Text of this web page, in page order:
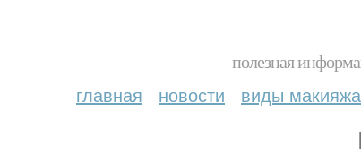
полезная
главная новости виды